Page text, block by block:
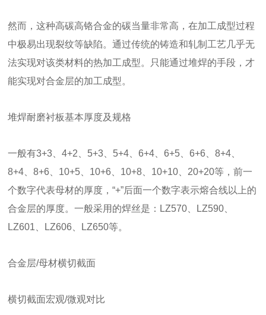
然而，这种高碳高铬合金的碳当量非常高，在加工成型过程
中极易出现裂纹等缺陷。通过传统的铸造和轧制工艺几乎无
法实现对该类材料的热加工成型。只能通过堆焊的手段，才
能实现对合金层的加工成型。
堆焊耐磨衬板基本厚度及规格
一般有3+3、4+2、5+3、5+4、6+4、6+5、6+6、8+4、
8+4、8+6、10+5、10+6、10+8、10+10、20+20等，前一
个数字代表母材的厚度，“+”后面一个数字表示熔合线以上的
合金层的厚度。一般采用的焊丝是：LZ570、LZ590、
LZ601、LZ606、LZ650等。
合金层/母材横切截面
横切截面宏观/微观对比